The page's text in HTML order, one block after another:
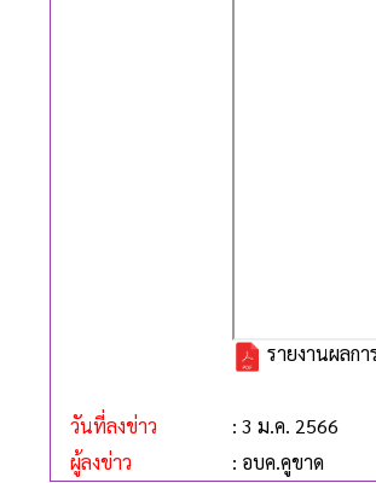
รายงานผลก
วันที่ลงข่าว
: 3 ม.ค. 2566
ผู้ลงข่าว
: อบค.คูขาด